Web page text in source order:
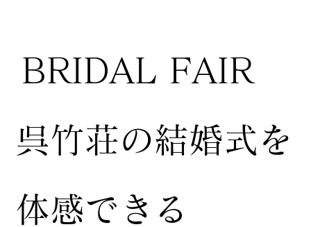
BRIDAL FAIR
​呉竹荘の結婚式を
体感できる